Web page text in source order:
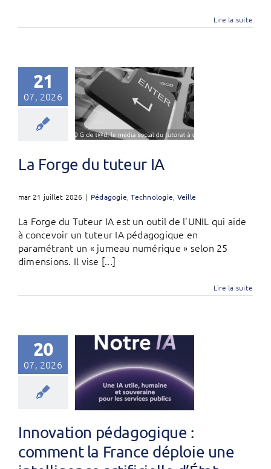
Lire la suite
21
07, 2026
La Forge du tuteur IA
mar 21 juillet 2026 | Pédagogie ,Technologie Veille
La Forge du Tuteur IA est un outil de l’UNIL qui aide
à concevoir un tuteur IA pédagogique en
paramétrant un « jumeau numérique » selon 25
dimensions. Il vise [...]
Lire la suite
20
07, 2026
Innovation pédagogique :
comment la France déploie une